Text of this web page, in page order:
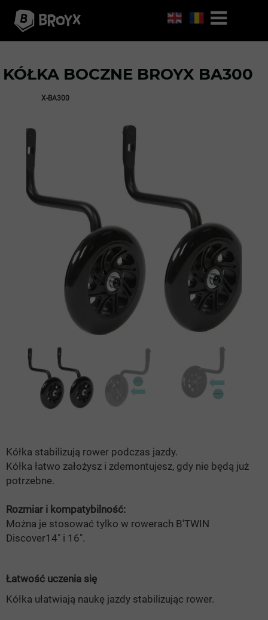
X-BA300
KÓŁKA BOCZNE BROYX BA300
Kółka stabilizują rower podczas jazdy.
Kółka łatwo założysz i zdemontujesz, gdy nie będą już
potrzebne.
Rozmiar i kompatybilność:
Można je stosować tylko w rowerach B'TWIN
Discover14" i 16".
Łatwość uczenia się
Kółka ułatwiają naukę jazdy stabilizując rower.